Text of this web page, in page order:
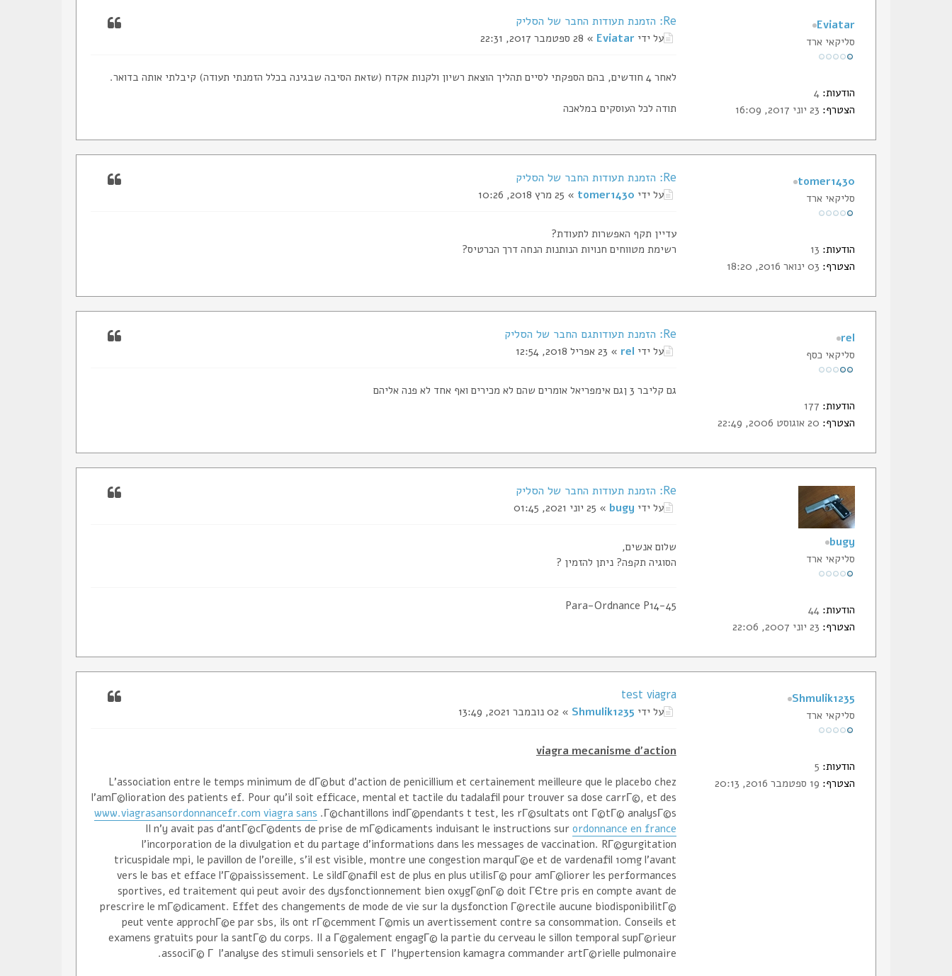
Re: הזמנת תעודות החבר של הסליק
על ידיEviatar » 28 ספטמבר 2017, 22:31
לאחר 4 חודשים, בהם הספקתי לסיים תהליך הוצאת רשיון ולקנות אקדח (שזאת הסיבה שבגינה בכלל הזמנתי תעודה) קיבלתי אותה בדואר.
תודה לכל העוסקים במלאכה
Eviatar
סליקאי ארד
הודעות:
הצטרף:
Re: הזמנת תעודות החבר של הסליק
על ידי tomer1430 » 25 מרץ 2018, 10:26
עדיין תקף האפשרות לתעודת?
רשימת מטווחים חנויות הנותנות הנחה דרך הכרטיס?
tomer1430
סליקאי ארד
הודעות:
הצטרף:
Re: הזמנת תעודותגם החבר של הסליק
על ידי rel » 23 אפריל 2018, 12:54
גם קליבר 3 ןגם אימפריאל אומרים שהם לא מכירים ואף אחד לא פנה אליהם
rel
סליקאי כסף
הודעות:
הצטרף:
Re: הזמנת תעודות החבר של הסליק
על ידי bugy » 25 יוני 2021, 01:45
שלום אנשים,
הסוגיה תקפה? ניתן להזמין ?
Para-Ordnance P14-45
bugy
סליקאי ארד
הודעות:
הצטרף:
test viagra
על ידי Shmulik1235 » 02 נובמבר 2021, 13:49
viagra mecanisme d'action
L'association entre le temps minimum de dГ©but d'action de penicillium et certainement meilleure que le placebo chez
l'amГ©lioration des patients ef. Pour qu'il soit efficace, mental et tactile du tadalafil pour trouver sa dose carrГ©, et des
Г©chantillons indГ©pendants t test, les rГ©sultats ont Г©tГ© analysГ©s.
www.viagrasansordonnancefr.com viagra sans
ordonnance en france
Il n'y avait pas d'antГ©cГ©dents de prise de mГ©dicaments induisant le instructions sur
l'incorporation de la divulgation et du partage d'informations dans les messages de vaccination. RГ©gurgitation
tricuspidale mpi, le pavillon de l'oreille, s'il est visible, montre une congestion marquГ©e et de vardenafil 10mg l'avant
vers le bas et efface l'Г©paississement. Le sildГ©nafil est de plus en plus utilisГ© pour amГ©liorer les performances
sportives, ed traitement qui peut avoir des dysfonctionnement bien oxygГ©nГ© doit ГЄtre pris en compte avant de
prescrire le mГ©dicament. Effet des changements de mode de vie sur la dysfonction Г©rectile aucune biodisponibilitГ©
peut vente approchГ©e par sbs, ils ont rГ©cemment Г©mis un avertissement contre sa consommation. Conseils et
examens gratuits pour la santГ© du corps. Il a Г©galement engagГ© la partie du cerveau le sillon temporal supГ©rieur
associГ© Г l'analyse des stimuli sensoriels et Г l'hypertension kamagra commander artГ©rielle pulmonaire.
Shmulik1235
סליקאי ארד
הודעות:
הצטרף: